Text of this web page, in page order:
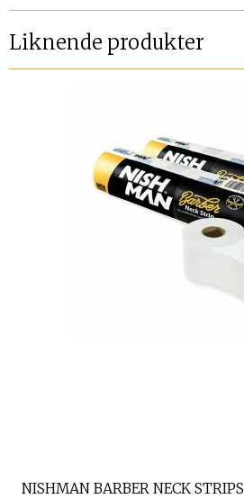
Liknende produkter
NISHMAN BARBER NECK STRIPS